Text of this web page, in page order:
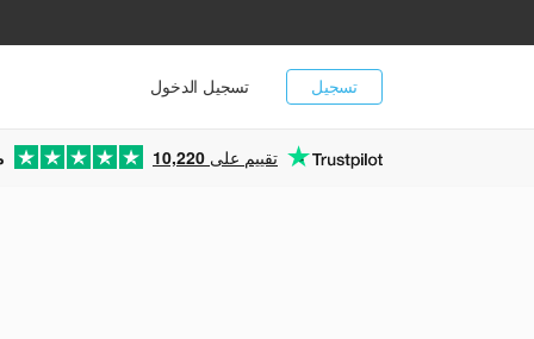
تسجيل تسجيل الدخول
10,220 تقييم على